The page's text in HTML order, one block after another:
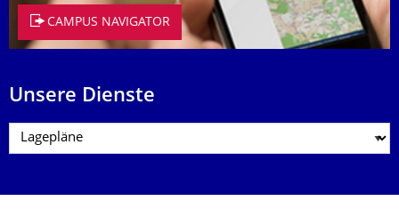
CAMPUS NAVIGATOR
Unsere Dienste